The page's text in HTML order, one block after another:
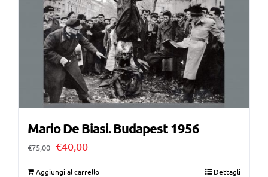
Mario De Biasi. Budapest 1956
€75,00 Il
€40,00Il
Aggiungi al carrello Dettagli